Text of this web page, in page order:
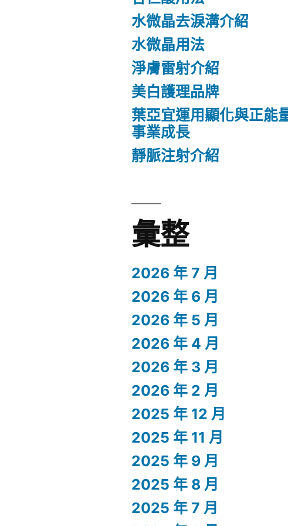
水微晶去淚溝介紹
水微晶用法
淨膚雷射介紹
美白護理品牌
葉亞宜運用顯化與正能
事業成長
靜脈注射介紹
彙整
2026 年 7 月
2026 年 6 月
2026 年 5 月
2026 年 4 月
2026 年 3 月
2026 年 2 月
2025 年 12 月
2025 年 11 月
2025 年 9 月
2025 年 8 月
2025 年 7 月